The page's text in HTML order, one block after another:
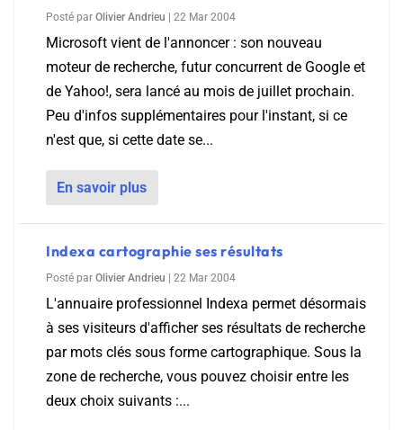
Posté par Olivier Andrieu 22 Mar 2004
Microsoft vient de l'annoncer : son nouveau
moteur de recherche, futur concurrent de Google et
de Yahoo!, sera lancé au mois de juillet prochain.
Peu d'infos supplémentaires pour l'instant, si ce
n'est que, si cette date se...
En savoir plus
Indexa cartographie ses résultats
Posté par Olivier Andrieu 22 Mar 2004
L'annuaire professionnel Indexa permet désormais
à ses visiteurs d'afficher ses résultats de recherche
par mots clés sous forme cartographique. Sous la
zone de recherche, vous pouvez choisir entre les
deux choix suivants :...